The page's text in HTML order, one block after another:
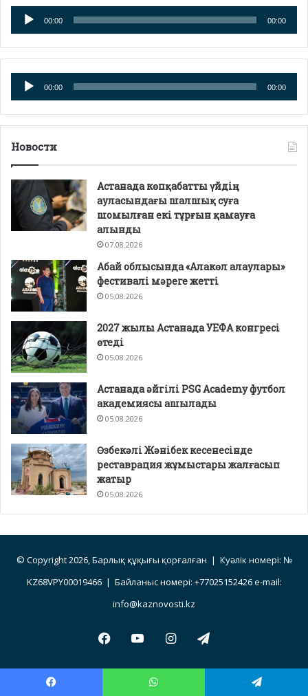
Аудио
плейер
00:00 00:00
Аудио
плейер
00:00 00:00
Новости
Астанада көпқабатты үйдің
ауласындағы шалшық суға
шомылған екі тұрғын қамауға
алынды
07.08.2026
Абай облысында «Алакөл алаулары»
фестивалі мәреге жетті
05.08.2026
2027 жылы Астанада УЕФА конгресі
өтеді
05.08.2026
Астанада әйгілі PSG Academy футбол
академиясы ашылады
05.08.2026
Өзбекәлі Жәнібек кесенесінде
реставрация жұмыстары жалғасып
жатыр
05.08.2026
© Copyright 2026, Барлық құқығы қорғалған | Куәлік номері: №
KZ68VPY00019466 | Байланыс номері: +77025152426 e-mail:
info@kaznovosti.kz
Facebook
YouTubeInstagramTelegram